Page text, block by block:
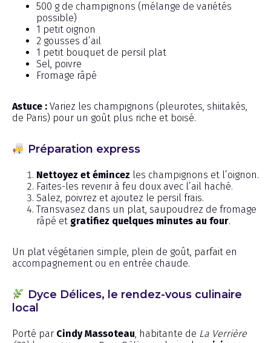
500 g de champignons (mélange de variétés
possible)
1 petit oignon
2 gousses d’ail
1 petit bouquet de persil plat
Sel, poivre
Fromage râpé
Astuce : Variez les champignons (pleurotes, shiitakés,
de Paris) pour un goût plus riche et boisé.
Préparation express
Nettoyez et émincez les champignons et l’oignon.
Faites-les revenir à feu doux avec l’ail haché.
Salez, poivrez et ajoutez le persil frais.
Transvasez dans un plat, saupoudrez de fromage
râpé et gratifiez quelques minutes au four.
Un plat végétarien simple, plein de goût, parfait en
accompagnement ou en entrée chaude.
Dyce Délices, le rendez-vous culinaire
local
Porté par Cindy Massoteau , habitante de La Verrière